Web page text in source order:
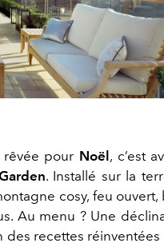
rêvée pour Noël , c’est
. Installé sur la
cosy, feu ouvert,
Au menu ? Une
des recettes